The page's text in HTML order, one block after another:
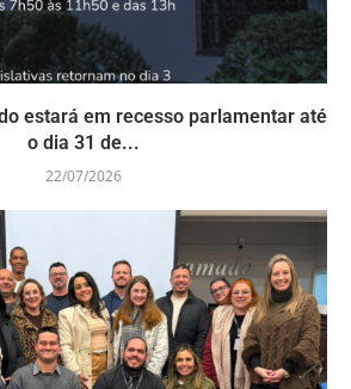
estará em recesso parlamentar até
o dia 31 de...
22/07/2026